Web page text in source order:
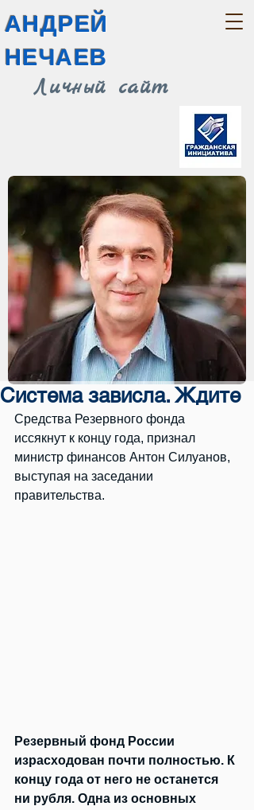
Личный сайт
АНДРЕЙ
НЕЧАЕВ
Система зависла. Ждите
Средства Резервного фонда
иссякнут к концу года, признал
министр финансов Антон Силуанов,
выступая на заседании
правительства.
Резервный фонд России
израсходован почти полностью. К
концу года от него не останется
ни рубля. Одна из основных